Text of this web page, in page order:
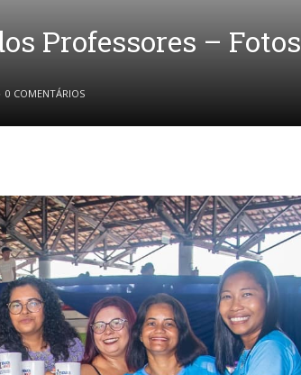
Professores – Fotos
0 COMENTÁRIOS